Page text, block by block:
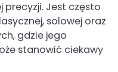
Jest często
solowej oraz
gdzie jego
stanowić ciekawy